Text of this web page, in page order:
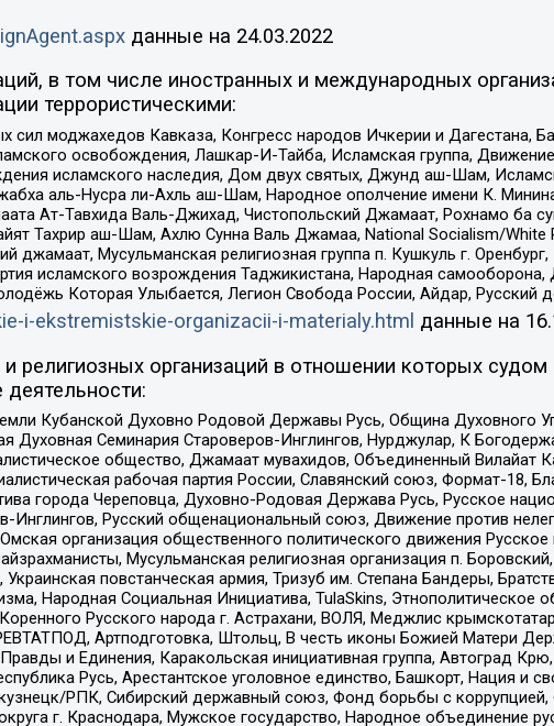
данные на 24.03.2022
в том числе иностранных и международных
террористическими:
моджахедов Кавказа, Конгресс народов Ичкерии и Дагестана,
освобождения, Лашкар-И-Тайба, Исламская группа,
исламского наследия, Дом двух святых, Джунд аш-Шам,
аль-Нусра ли-Ахль аш-Шам, Народное ополчение имени К.
Ат-Тавхида Валь-Джихад, Чистопольский Джамаат, Рохнамо ба
Тахрир аш-Шам, Ахлю Сунна Валь Джамаа, National Socialism/White
джамаат, Мусульманская религиозная группа п. Кушкуль г.
исламского возрождения Таджикистана, Народная
Которая Улыбается, Легион Свобода России, Айдар, Русский
i-ekstremistskie-organizacii-i-materialy.html данные на
религиозных организаций в отношении которых
Кубанской Духовно Родовой Державы Русь, Община Духовного
Семинария Староверов-Инглингов, Нурджулар, К
общество, Джамаат мувахидов, Объединенный Вилайат
рабочая партия России, Славянский союз, Формат-18,
города Череповца, Духовно-Родовая Держава Русь, Русское
Инглингов, Русский общенациональный союз, Движение против
организация общественного политического движения
Мусульманская религиозная организация п.
повстанческая армия, Тризуб им. Степана Бандеры,
Народная Социальная Инициатива, TulaSkins, Этнополитическое
Русского народа г. Астрахани, ВОЛЯ, Меджлис
Артподготовка, Штольц, В честь иконы Божией Матери
и Единения, Каракольская инициативная группа, Автоград
Русь, Арестантское уголовное единство, Башкорт, Нация и
РПК, Сибирский державный союз, Фонд борьбы с
г. Краснодара, Мужское государство, Народное объединение